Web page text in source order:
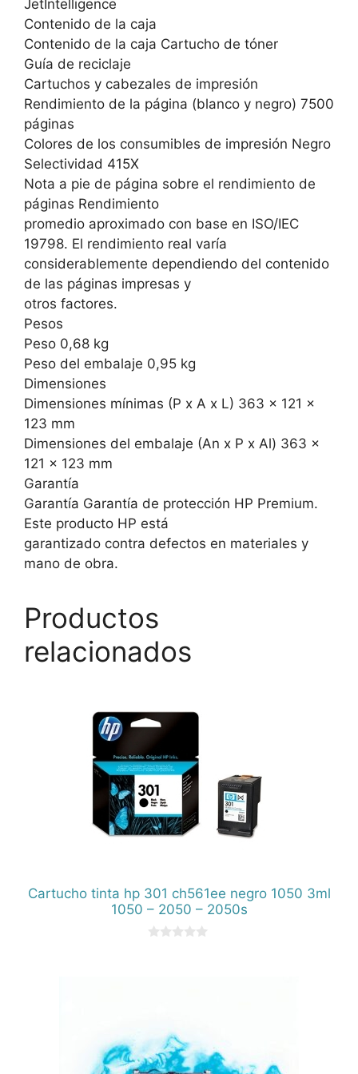
JetIntelligence
Contenido de la caja
Contenido de la caja Cartucho de tóner
Guía de reciclaje
Cartuchos y cabezales de impresión
Rendimiento de la página (blanco y negro) 7500
páginas
Colores de los consumibles de impresión Negro
Selectividad 415X
Nota a pie de página sobre el rendimiento de
páginas Rendimiento
promedio aproximado con base en ISO/IEC
19798. El rendimiento real varía
considerablemente dependiendo del contenido
de las páginas impresas y
otros factores.
Pesos
Peso 0,68 kg
Peso del embalaje 0,95 kg
Dimensiones
Dimensiones mínimas (P x A x L) 363 x 121 x
123 mm
Dimensiones del embalaje (An x P x Al) 363 x
121 x 123 mm
Garantía
Garantía Garantía de protección HP Premium.
Este producto HP está
garantizado contra defectos en materiales y
mano de obra.
Productos
relacionados
Cartucho tinta hp 301 ch561ee negro 1050 3ml
1050 – 2050 – 2050s